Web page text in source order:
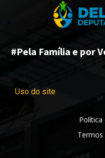
#Pela Família e por
Uso do site
Política
Termos